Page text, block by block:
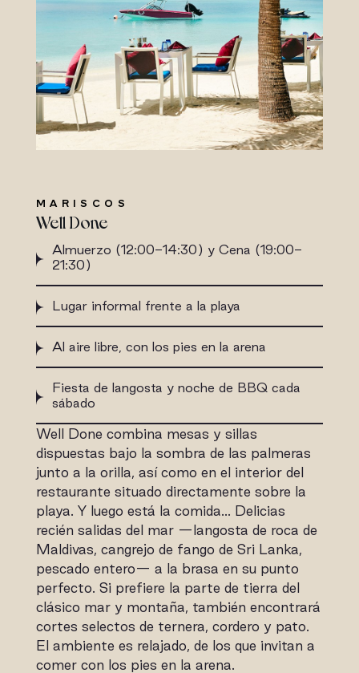
MARISCOS
Well Done
Almuerzo (12:00-14:30) y Cena (19:00-
21:30)
Lugar informal frente a la playa
Al aire libre, con los pies en la arena
Fiesta de langosta y noche de BBQ cada
sábado
Well Done combina mesas y sillas
dispuestas bajo la sombra de las palmeras
junto a la orilla, así como en el interior del
restaurante situado directamente sobre la
playa. Y luego está la comida… Delicias
recién salidas del mar —langosta de roca de
Maldivas, cangrejo de fango de Sri Lanka,
pescado entero— a la brasa en su punto
perfecto. Si prefiere la parte de tierra del
clásico mar y montaña, también encontrará
cortes selectos de ternera, cordero y pato.
El ambiente es relajado, de los que invitan a
comer con los pies en la arena.